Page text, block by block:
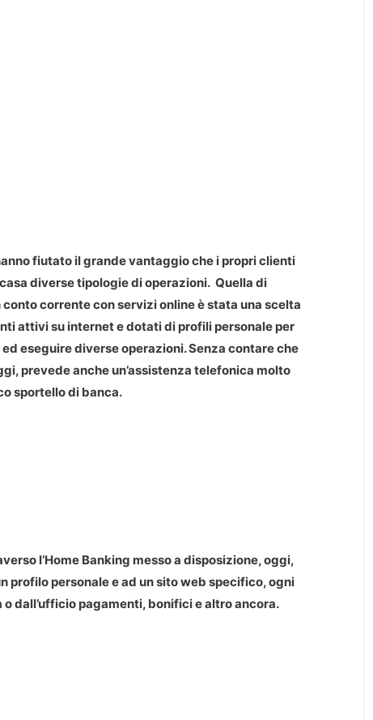
fiutato il grande vantaggio che i propri clienti
diverse tipologie di operazioni. Quella di
corrente con servizi online è stata una scelta
attivi su internet e dotati di profili personale per
eseguire diverse operazioni. Senza contare che
prevede anche un’assistenza telefonica molto
sportello di banca.
l’Home Banking messo a disposizione, oggi,
personale e ad un sito web specifico, ogni
dall’ufficio pagamenti, bonifici e altro ancora.